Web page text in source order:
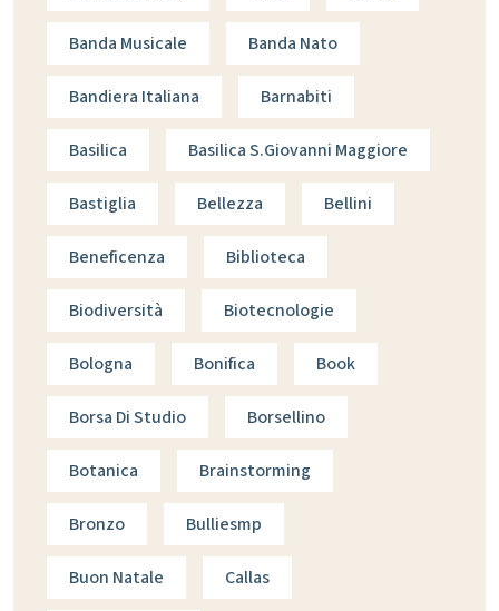
Banda Musicale Banda Nato
Bandiera Italiana Barnabiti
Basilica Basilica S.giovanni Maggiore
Bastiglia Bellezza Bellini
Beneficenza Biblioteca
Biodiversità Biotecnologie
Bologna Bonifica Book
Borsa Di Studio Borsellino
Botanica Brainstorming
Bronzo Bulliesmp
Buon Natale Callas